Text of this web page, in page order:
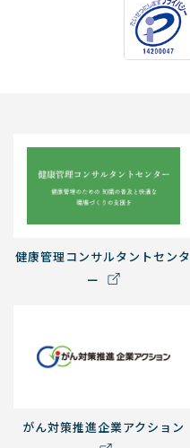
健康管理コンサルタントセンタ
ー
がん対策推進企業アクション